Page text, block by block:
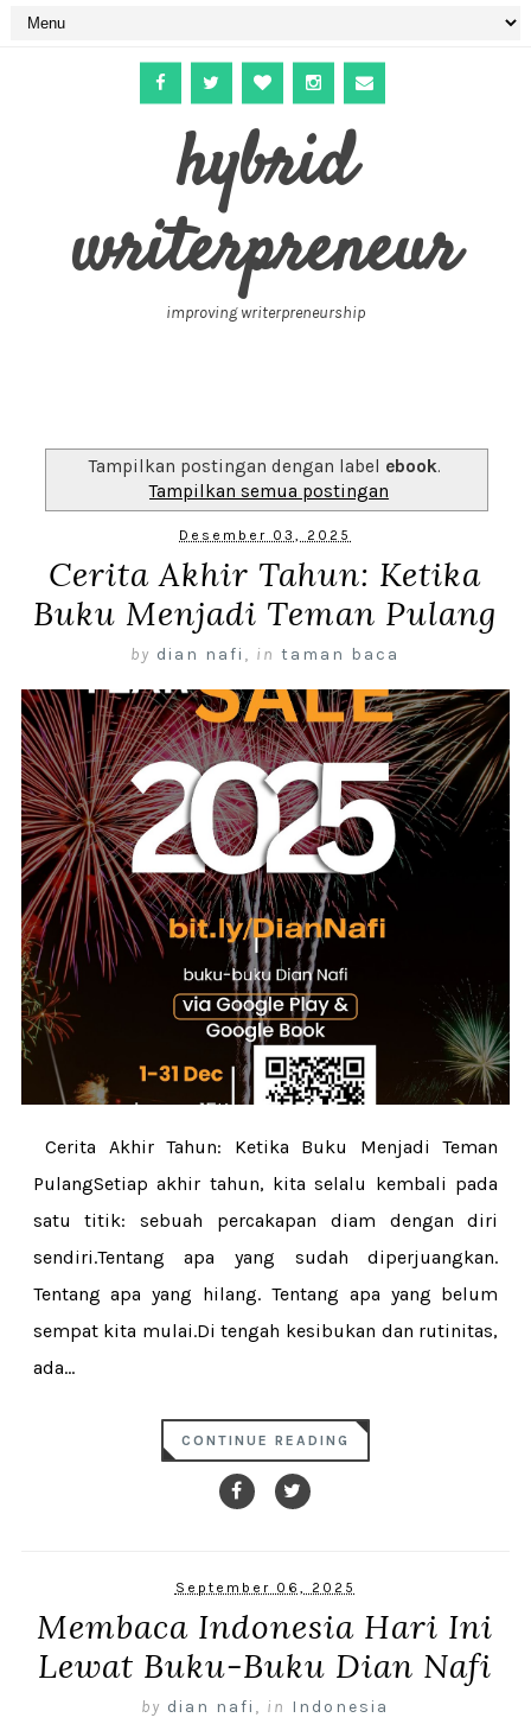
hybrid
writerpreneur
improving writerpreneurship
Tampilkan postingan dengan label ebook.
Tampilkan semua postingan
Desember 03, 2025
Cerita Akhir Tahun: Ketika
Buku Menjadi Teman Pulang
by dian nafi , in taman baca
Cerita Akhir Tahun: Ketika Buku Menjadi Teman
PulangSetiap akhir tahun, kita selalu kembali pada
satu titik: sebuah percakapan diam dengan diri
sendiri.Tentang apa yang sudah diperjuangkan.
Tentang apa yang hilang. Tentang apa yang belum
sempat kita mulai.Di tengah kesibukan dan rutinitas,
ada...
CONTINUE READING
September 06, 2025
Membaca Indonesia Hari Ini
Lewat Buku-Buku Dian Nafi
by dian nafi , in Indonesia